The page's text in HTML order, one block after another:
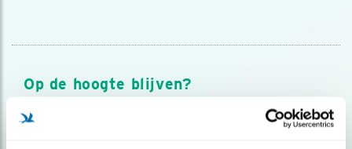
Op de hoogte blijven?
Meld je aan en ontvang nieuws, inspiratie, acties en tips
over vogels en activiteiten van Vogelbescherming.